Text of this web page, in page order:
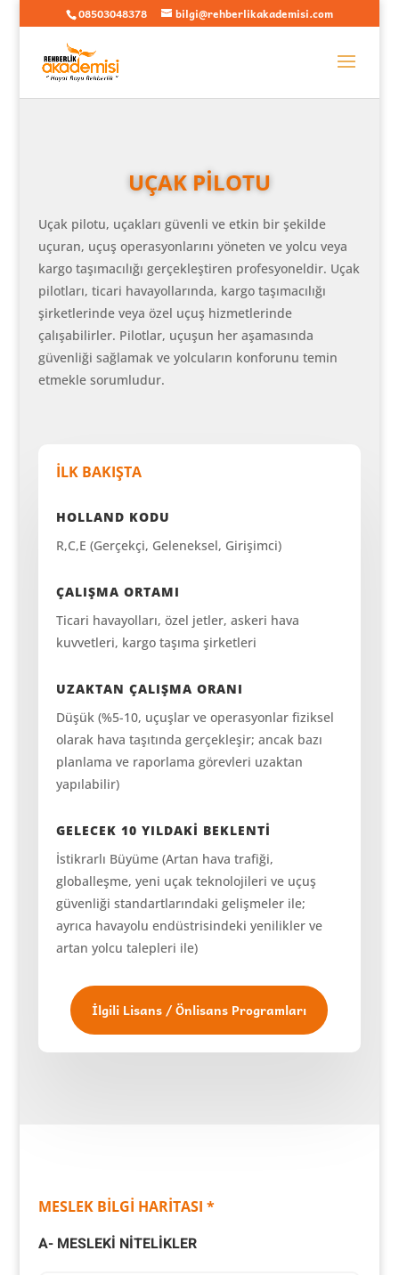
08503048378 bilgi@rehberlikakademisi.com
UÇAK PİLOTU
Uçak pilotu, uçakları güvenli ve etkin bir şekilde
uçuran, uçuş operasyonlarını yöneten ve yolcu veya
kargo taşımacılığı gerçekleştiren profesyoneldir. Uçak
pilotları, ticari havayollarında, kargo taşımacılığı
şirketlerinde veya özel uçuş hizmetlerinde
çalışabilirler. Pilotlar, uçuşun her aşamasında
güvenliği sağlamak ve yolcuların konforunu temin
etmekle sorumludur.
İLK BAKIŞTA
HOLLAND KODU
R,C,E (Gerçekçi, Geleneksel, Girişimci)
ÇALIŞMA ORTAMI
Ticari havayolları, özel jetler, askeri hava
kuvvetleri, kargo taşıma şirketleri
UZAKTAN ÇALIŞMA ORANI
Düşük (%5-10, uçuşlar ve operasyonlar fiziksel
olarak hava taşıtında gerçekleşir; ancak bazı
planlama ve raporlama görevleri uzaktan
yapılabilir)
GELECEK 10 YILDAKİ BEKLENTİ
İstikrarlı Büyüme (Artan hava trafiği,
globalleşme, yeni uçak teknolojileri ve uçuş
güvenliği standartlarındaki gelişmeler ile;
ayrıca havayolu endüstrisindeki yenilikler ve
artan yolcu talepleri ile)
İlgili Lisans / Önlisans Programları
MESLEK BİLGİ HARİTASI *
A- MESLEKİ NİTELİKLER